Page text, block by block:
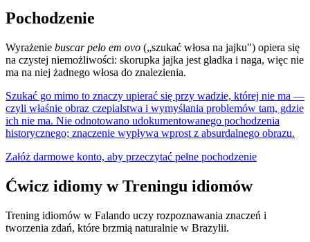
Pochodzenie
Wyrażenie buscar pelo em ovo („szukać włosa na jajku") opiera się
na czystej niemożliwości: skorupka jajka jest gładka i naga, więc nie
ma na niej żadnego włosa do znalezienia.
Szukać go mimo to znaczy upierać się przy wadzie, której nie ma —
czyli właśnie obraz czepialstwa i wymyślania problemów tam, gdzie
ich nie ma. Nie odnotowano udokumentowanego pochodzenia
historycznego; znaczenie wypływa wprost z absurdalnego obrazu.
Załóż darmowe konto, aby przeczytać pełne pochodzenie
Ćwicz idiomy w Treningu idiomów
Trening idiomów w Falando uczy rozpoznawania znaczeń i
tworzenia zdań, które brzmią naturalnie w Brazylii.